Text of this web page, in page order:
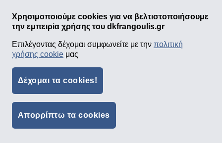
Χρησιμοποιούμε cookies για να βελτιστοποιήσουμε
την εμπειρία χρήσης του dkfrangoulis.gr
Επιλέγοντας δέχομαι συμφωνείτε με την πολιτική
χρήσης cookie μας
Δέχομαι τα cookies!
Απορρίπτω τα cookies